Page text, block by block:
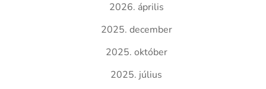
2026. április
2025. december
2025. október
2025. július